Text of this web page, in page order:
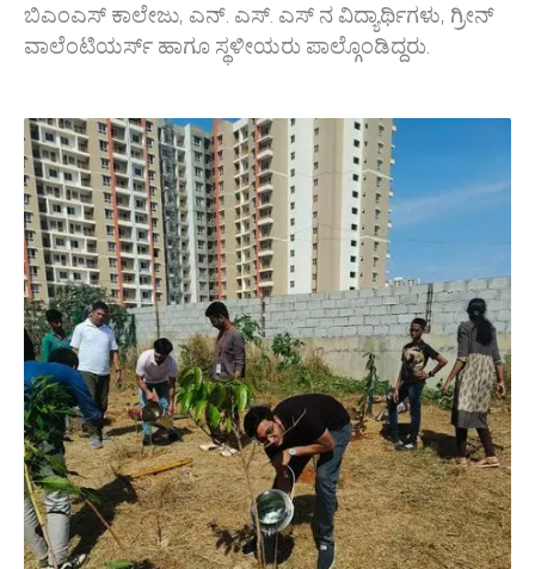
ಬಿಎಂಎಸ್‌ ಕಾಲೇಜು, ಎನ್‌. ಎಸ್.‌ ಎಸ್‌ ನ ವಿದ್ಯಾರ್ಥಿಗಳು, ಗ್ರೀನ್‌
ವಾಲೆಂಟಿಯರ್ಸ್‌ ಹಾಗೂ ಸ್ಥಳೀಯರು ಪಾಲ್ಗೊಂಡಿದ್ದರು.